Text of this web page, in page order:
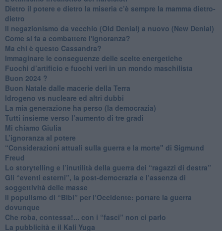
​Dietro il potere e dietro la miseria c’è sempre la mamma dietro-
dietro
Il negazionismo da vecchio (Old Denial) a nuovo (New Denial)
Come si fa a combattere l'ignoranza?
Ma chi è questo Cassandra?
Immaginare le conseguenze delle scelte energetiche
​Fuochi d’artificio e fuochi veri in un mondo maschilista
Buon 2024 ?
​Buon Natale dalle macerie della Terra
​Idrogeno vs nucleare ed altri dubbi
​La mia generazione ha perso (la democrazia)
​Tutti insieme verso l’aumento di tre gradi
Mi chiamo Giulia
L’ignoranza al potere
​“Considerazioni attuali sulla guerra e la morte" di Sigmund
Freud
​Lo storytelling e l’inutilità della guerra dei “ragazzi di destra”
​Gli “eventi esterni”, la post-democrazia e l’assenza di
soggettività delle masse
​Il populismo di “Bibi” per l’Occidente: portare la guerra
dovunque
​Che roba, contessa!... con i “fasci” non ci parlo
La pubblicità e il Kali Yuga